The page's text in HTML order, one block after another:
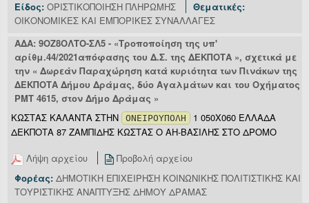
Είδος: ΟΡΙΣΤΙΚΟΠΟΙΗΣΗ ΠΛΗΡΩΜΗΣ
Θεματικές:
ΟΙΚΟΝΟΜΙΚΕΣ ΚΑΙ ΕΜΠΟΡΙΚΕΣ ΣΥΝΑΛΛΑΓΕΣ
ΑΔΑ: 9ΟΖ8ΟΛΤΟ-ΣΛ5 - «Τροποποίηση της υπ'
αρίθμ.44/2021απόφασης του Δ.Σ. της ΔΕΚΠΟΤΑ », σχετικά με
την « Δωρεάν Παραχώρηση κατά κυριότητα των Πινάκων της
ΔΕΚΠΟΤΑ Δήμου Δράμας, δύο Αγαλμάτων και του Οχήματος
ΡΜΤ 4615, στον Δήμο Δράμας »
ΚΩΣΤΑΣ ΚΑΛΑΝΤΑ ΣΤΗΝ
ΟΝΕΙΡΟΥΠΟΛΗ
1 050Χ060 ΕΛΛΑΔΑ
ΔΕΚΠΟΤΑ 87 ΖΑΜΠΙΔΗΣ ΚΩΣΤΑΣ Ο ΑΗ-ΒΑΣΙΛΗΣ ΣΤΟ ΔΡΟΜΟ
Λήψη αρχείου
Προβολή αρχείου
Φορέας: ΔΗΜΟΤΙΚΗ ΕΠΙΧΕΙΡΗΣΗ ΚΟΙΝΩΝΙΚΗΣ ΠΟΛΙΤΙΣΤΙΚΗΣ ΚΑΙ
ΤΟΥΡΙΣΤΙΚΗΣ ΑΝΑΠΤΥΞΗΣ ΔΗΜΟΥ ΔΡΑΜΑΣ